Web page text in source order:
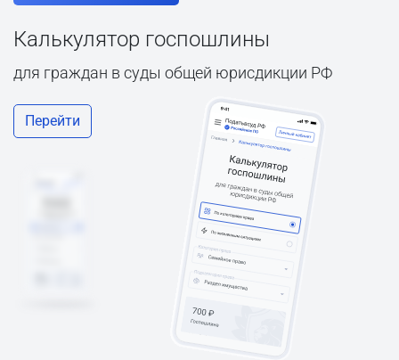
Калькулятор госпошлины
для граждан в суды общей юрисдикции РФ
Перейти